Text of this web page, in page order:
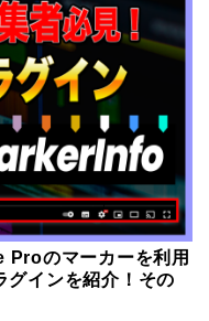
のマーカーを利用
グインを紹介！その